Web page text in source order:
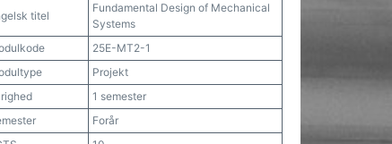
titel
Fundamental Design of Mechanical
Systems
25E-MT2-1
Projekt
1 semester
Forår